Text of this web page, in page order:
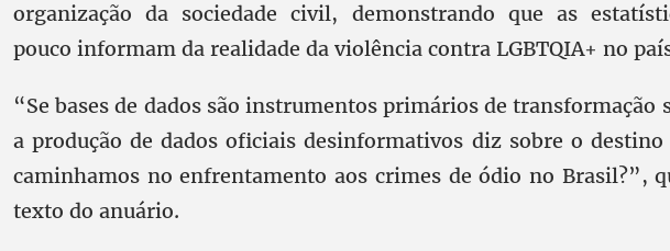
organização da sociedade civil, demonstrando que as
pouco informam da realidade da violência contra LGBTQIA+ no
“Se bases de dados são instrumentos primários de transformação
a produção de dados oficiais desinformativos diz sobre o
caminhamos no enfrentamento aos crimes de ódio no Brasil?”,
texto do anuário.